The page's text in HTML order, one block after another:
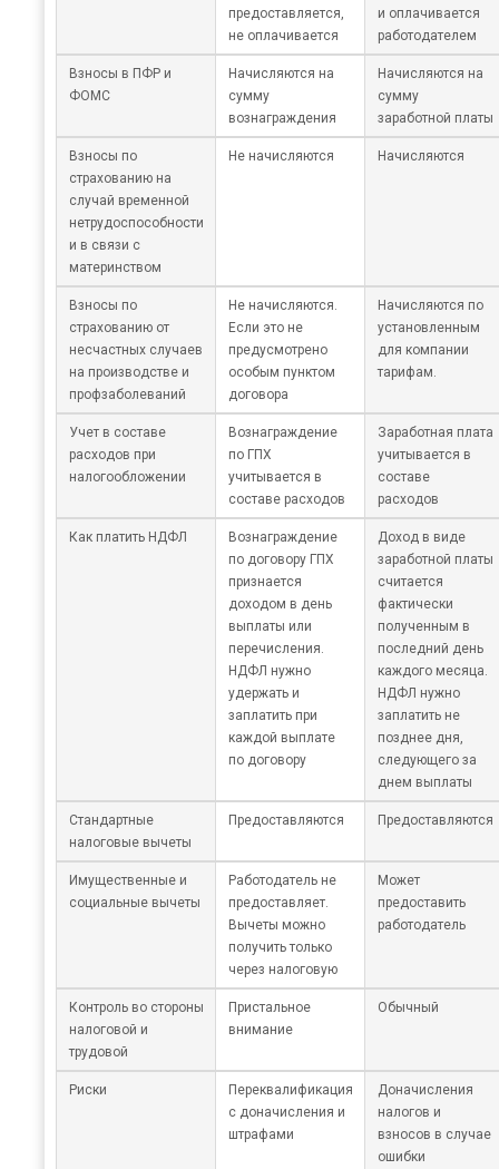
предоставляется,
не оплачивается
и оплачивается
работодателем
Взносы в ПФР и
ФОМС
Начисляются на
сумму
вознаграждения
Начисляются на
сумму
заработной платы
Взносы по
страхованию на
случай временной
нетрудоспособности
и в связи с
материнством
Не начисляются Начисляются
Взносы по
страхованию от
несчастных случаев
на производстве и
профзаболеваний
Не начисляются.
Если это не
предусмотрено
особым пунктом
договора
Начисляются по
установленным
для компании
тарифам.
Учет в составе
расходов при
налогообложении
Вознаграждение
по ГПХ
учитывается в
составе расходов
Заработная плата
учитывается в
составе
расходов
Как платить НДФЛ
Вознаграждение
по договору ГПХ
признается
доходом в день
выплаты или
перечисления.
НДФЛ нужно
удержать и
заплатить при
каждой выплате
по договору
Доход в виде
заработной платы
считается
фактически
полученным в
последний день
каждого месяца.
НДФЛ нужно
заплатить не
позднее дня,
следующего за
днем выплаты
Стандартные
налоговые вычеты
Предоставляются Предоставляются
Имущественные и
социальные вычеты
Работодатель не
предоставляет.
Вычеты можно
получить только
через налоговую
Может
предоставить
работодатель
Контроль во стороны
налоговой и
трудовой
Пристальное
внимание
Обычный
Риски
Переквалификация
с доначисления и
штрафами
Доначисления
налогов и
взносов в случае
ошибки